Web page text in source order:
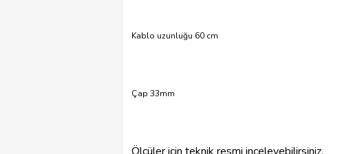
Kablo uzunluğu 60 cm
Çap 33mm
Ölçüler için teknik resmi inceleyebilirsiniz.